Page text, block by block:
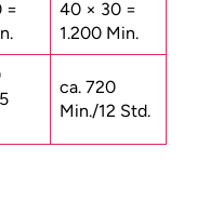
=
40 × 30 =
1.200 Min.
ca. 720
Min./12 Std.